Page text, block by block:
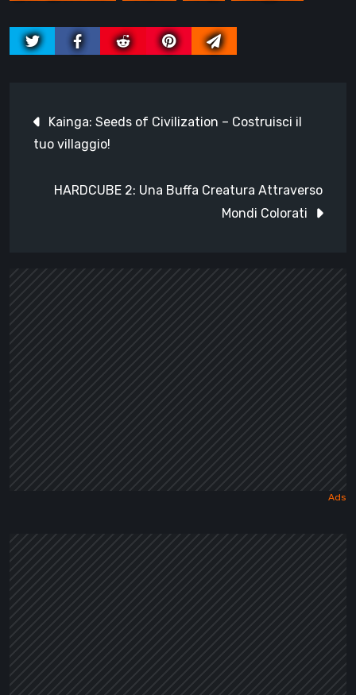
articoli
Kainga: Seeds of Civilization – Costruisci il
tuo villaggio!
HARDCUBE 2: Una Buffa Creatura Attraverso
Mondi Colorati